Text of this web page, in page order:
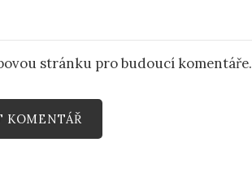
stránku pro budoucí komentáře.